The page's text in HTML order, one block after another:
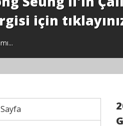
için